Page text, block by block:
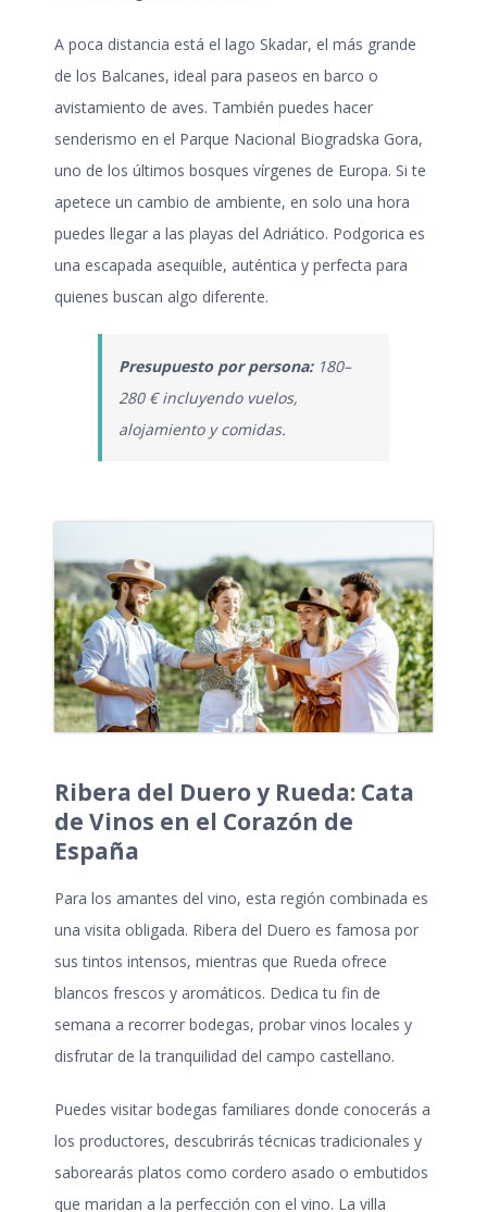
A poca distancia está el lago Skadar, el más grande
de los Balcanes, ideal para paseos en barco o
avistamiento de aves. También puedes hacer
senderismo en el Parque Nacional Biogradska Gora,
uno de los últimos bosques vírgenes de Europa. Si te
apetece un cambio de ambiente, en solo una hora
puedes llegar a las playas del Adriático. Podgorica es
una escapada asequible, auténtica y perfecta para
quienes buscan algo diferente.
Presupuesto por persona: 180–
280 € incluyendo vuelos,
alojamiento y comidas.
Ribera del Duero y Rueda: Cata
de Vinos en el Corazón de
España
Para los amantes del vino, esta región combinada es
una visita obligada. Ribera del Duero es famosa por
sus tintos intensos, mientras que Rueda ofrece
blancos frescos y aromáticos. Dedica tu fin de
semana a recorrer bodegas, probar vinos locales y
disfrutar de la tranquilidad del campo castellano.
Puedes visitar bodegas familiares donde conocerás a
los productores, descubrirás técnicas tradicionales y
saborearás platos como cordero asado o embutidos
que maridan a la perfección con el vino. La villa